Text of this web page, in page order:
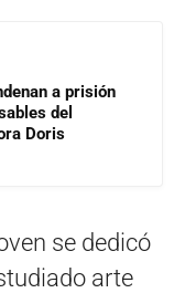
a prisión
del
Doris
se dedicó
arte